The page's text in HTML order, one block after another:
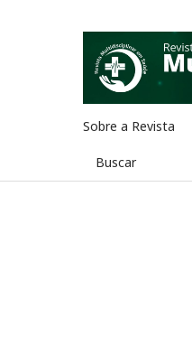
Sobre a Revista
Buscar